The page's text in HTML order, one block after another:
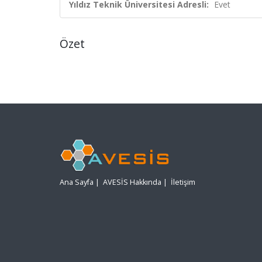
Yıldız Teknik Üniversitesi Adresli: Evet
Özet
Ana Sayfa | AVESİS Hakkında | İletişim